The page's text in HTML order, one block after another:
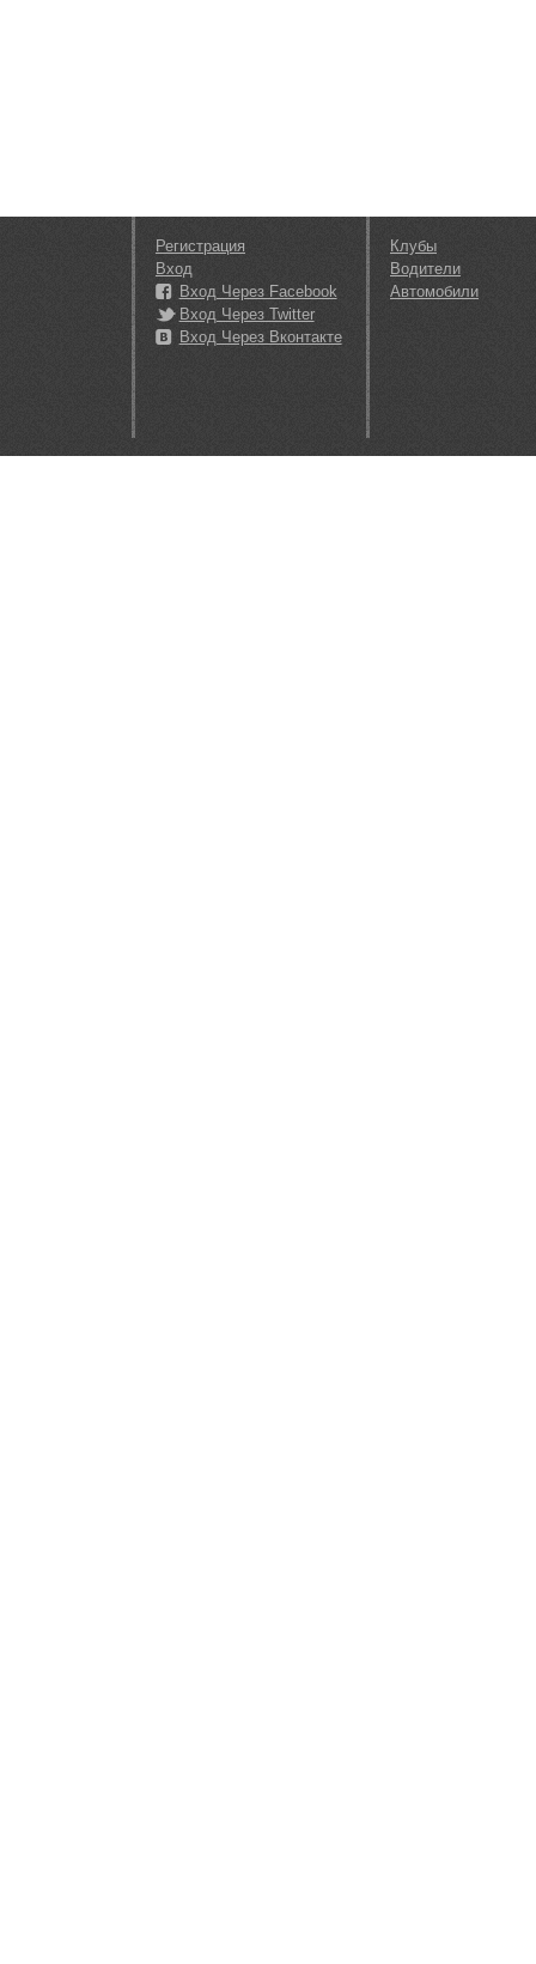
Регистрация
Вход
Вход Через Facebook
Вход Через Twitter
Вход Через Вконтакте
Клубы
Водители
Автомобили